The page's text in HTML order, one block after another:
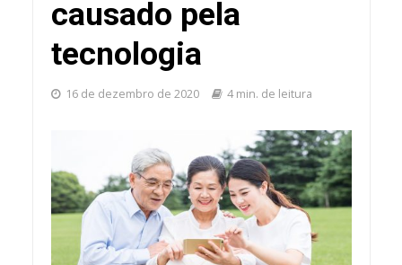
causado pela
tecnologia
16 de dezembro de 2020 4 min. de leitura